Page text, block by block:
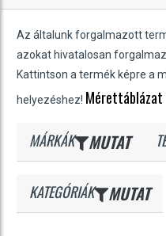
Az általunk forgalmazott
azokat hivatalosan
Kattintson a termék képre a
helyezéshez!
MÁRKÁK MUTAT
KATEGÓRIÁK MUTAT